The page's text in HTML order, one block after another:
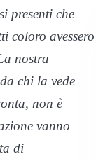
presenti che
coloro avessero
nostra
chi la vede
non è
vanno
di